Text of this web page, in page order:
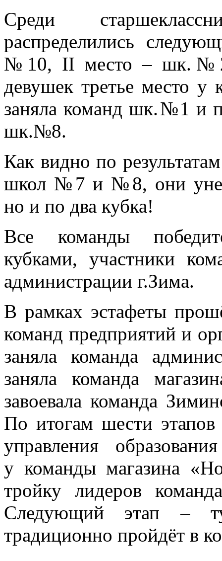
Среди
распределились
№10, II место –
девушек третье место
заняла команд шк.№1 и
шк.№8.
Как видно по
школ №7 и №8, они
но и по два кубка!
Все команды
кубками, участники
администрации г.Зима.
В рамках эстафеты
команд предприятий и
заняла команда
заняла команда
завоевала команда
По итогам шести этапов
управления
у команды магазина
тройку лидеров
Следующий этап –
традиционно пройдёт в